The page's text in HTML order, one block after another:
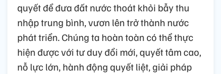
quyết để đưa đất nước thoát khỏi bẫy thu
nhập trung bình, vươn lên trở thành nước
phát triển. Chúng ta hoàn toàn có thể thực
hiện được với tư duy đổi mới, quyết tâm cao,
nỗ lực lớn, hành động quyết liệt, giải pháp